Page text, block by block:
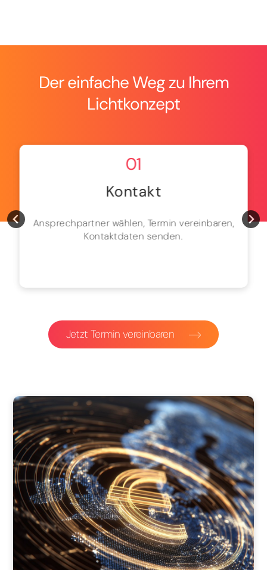
Der einfache Weg zu Ihrem
Lichtkonzept
01
Kontakt
Ansprechpartner wählen, Termin vereinbaren,
Kontaktdaten senden.
Jetzt Termin vereinbaren